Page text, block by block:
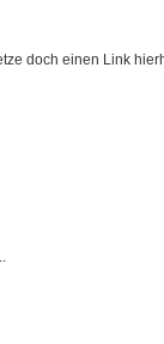
doch einen Link